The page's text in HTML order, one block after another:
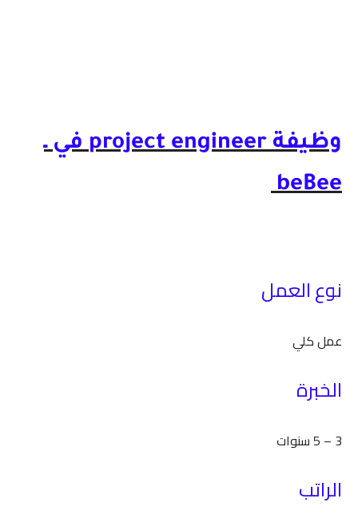
وظيفة project engineer في ـ
beBee
نوع العمل
عمل كلي
الخبرة
3 – 5 سنوات
الراتب